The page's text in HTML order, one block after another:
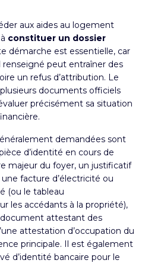
aux aides au logement
constituer un dossier
démarche est essentielle, car
peut entraîner des
un refus d’attribution. Le
documents officiels
précisément sa situation
demandées sont
d’identité en cours de
majeur du foyer, un justificatif
facture d’électricité ou
(ou le tableau
les accédants à la propriété),
attestant des
attestation d’occupation du
principale. Il est également
d’identité bancaire pour le